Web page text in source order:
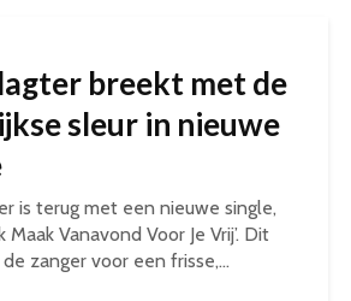
breekt met de
sleur in nieuwe
is terug met een nieuwe single,
Maak Vanavond Voor Je Vrij’. Dit
zanger voor een frisse,...